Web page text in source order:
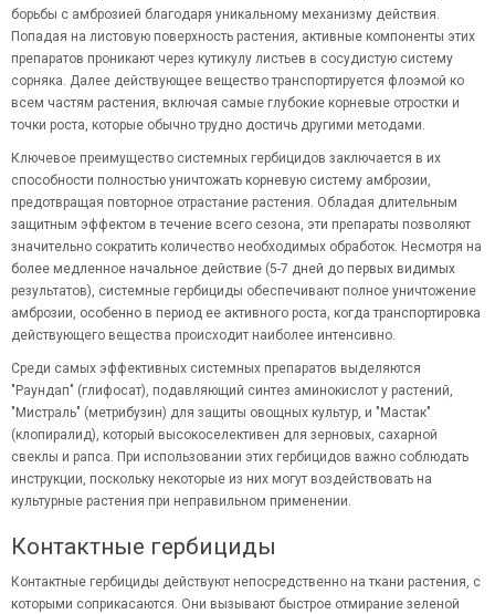
борьбы с амброзией благодаря уникальному механизму действия.
Попадая на листовую поверхность растения, активные компоненты этих
препаратов проникают через кутикулу листьев в сосудистую систему
сорняка. Далее действующее вещество транспортируется флоэмой ко
всем частям растения, включая самые глубокие корневые отростки и
точки роста, которые обычно трудно достичь другими методами.
Ключевое преимущество системных гербицидов заключается в их
способности полностью уничтожать корневую систему амброзии,
предотвращая повторное отрастание растения. Обладая длительным
защитным эффектом в течение всего сезона, эти препараты позволяют
значительно сократить количество необходимых обработок. Несмотря на
более медленное начальное действие (5-7 дней до первых видимых
результатов), системные гербициды обеспечивают полное уничтожение
амброзии, особенно в период ее активного роста, когда транспортировка
действующего вещества происходит наиболее интенсивно.
Среди самых эффективных системных препаратов выделяются
"Раундап" (глифосат), подавляющий синтез аминокислот у растений,
"Мистраль" (метрибузин) для защиты овощных культур, и "Мастак"
(клопиралид), который высокоселективен для зерновых, сахарной
свеклы и рапса. При использовании этих гербицидов важно соблюдать
инструкции, поскольку некоторые из них могут воздействовать на
культурные растения при неправильном применении.
Контактные гербициды
Контактные гербициды действуют непосредственно на ткани растения, с
которыми соприкасаются. Они вызывают быстрое отмирание зеленой